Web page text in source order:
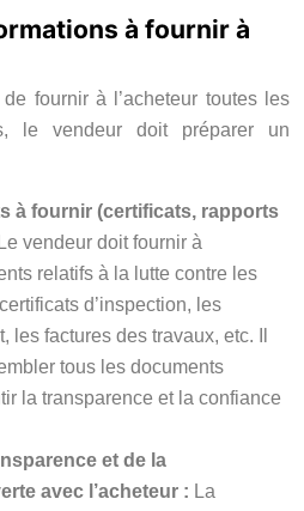
à fournir à
fournir à l’acheteur toutes les
le vendeur doit préparer un
à fournir (certificats, rapports
Le vendeur doit fournir à
relatifs à la lutte contre les
d’inspection, les
les factures des travaux, etc. Il
tous les documents
la transparence et la confiance
et de la
avec l’acheteur : La